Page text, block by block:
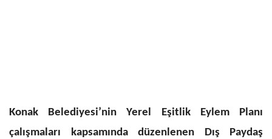
Konak Belediyesi’nin Yerel Eşitlik Eylem Planı
çalışmaları kapsamında düzenlenen Dış Paydaş